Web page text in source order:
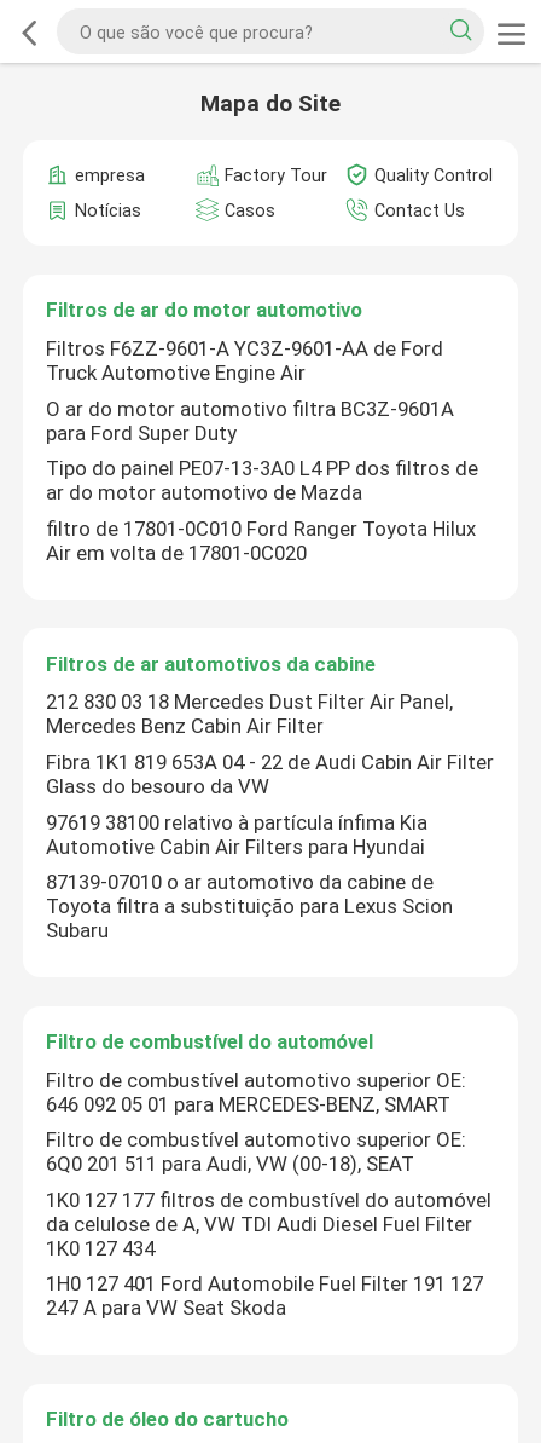
Mapa do Site
empresa Factory Tour
Quality Control
Notícias
Casos Contact Us
Filtros de ar do motor automotivo
Filtros F6ZZ-9601-A YC3Z-9601-AA de Ford
Truck Automotive Engine Air
O ar do motor automotivo filtra BC3Z-9601A
para Ford Super Duty
Tipo do painel PE07-13-3A0 L4 PP dos filtros de
ar do motor automotivo de Mazda
filtro de 17801-0C010 Ford Ranger Toyota Hilux
Air em volta de 17801-0C020
Filtros de ar automotivos da cabine
212 830 03 18 Mercedes Dust Filter Air Panel,
Mercedes Benz Cabin Air Filter
Fibra 1K1 819 653A 04 - 22 de Audi Cabin Air Filter
Glass do besouro da VW
97619 38100 relativo à partícula ínfima Kia
Automotive Cabin Air Filters para Hyundai
87139-07010 o ar automotivo da cabine de
Toyota filtra a substituição para Lexus Scion
Subaru
Filtro de combustível do automóvel
Filtro de combustível automotivo superior OE:
646 092 05 01 para MERCEDES-BENZ, SMART
Filtro de combustível automotivo superior OE:
6Q0 201 511 para Audi, VW (00-18), SEAT
1K0 127 177 filtros de combustível do automóvel
da celulose de A, VW TDI Audi Diesel Fuel Filter
1K0 127 434
1H0 127 401 Ford Automobile Fuel Filter 191 127
247 A para VW Seat Skoda
Filtro de óleo do cartucho